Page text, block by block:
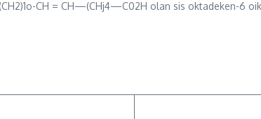
CH = CH—(CHj4—C02H olan sis oktadeken-6